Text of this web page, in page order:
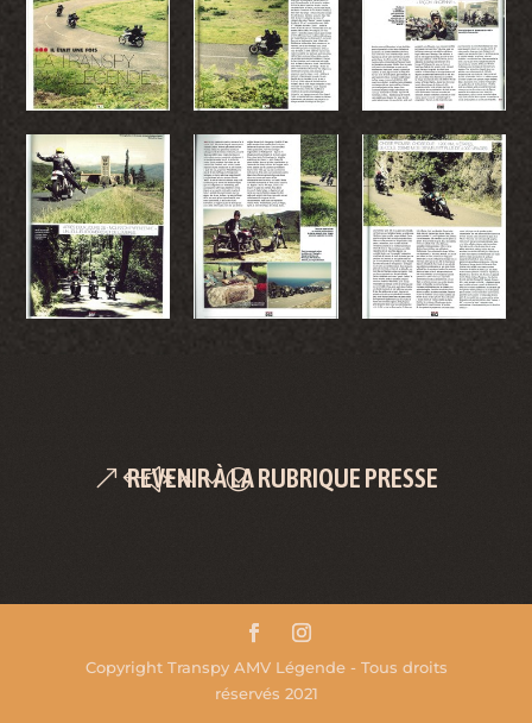
REVENIR À LA RUBRIQUE PRESSE
Copyright Transpy AMV Légende - Tous droits
réservés 2021